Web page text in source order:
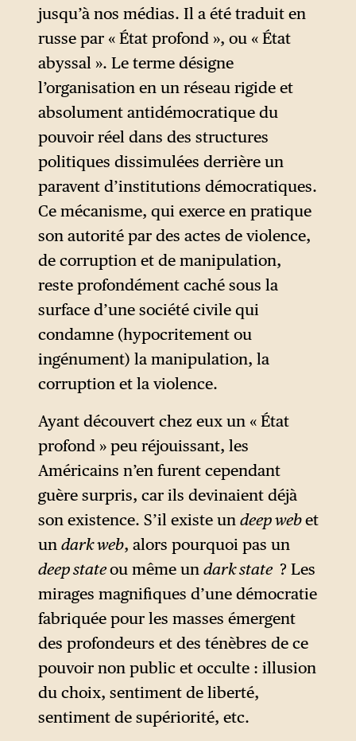
populismes de tout poil,
comme ce fut le cas
dernièrement au Brésil. Quant
au discours de Munich de
Vladimir Poutine, prononcé en
2007, le leader russe s’y
insurgea contre
l’élargissement continu de
l’OTAN aux pays de l’Europe
de l’Est et contre le projet de
Washington d’étendre son
bouclier antimissile à
l’Europe. Bien entendu,
Poutine oubliait de
mentionner que c’est l’Europe
de l’Est qui cherchait
l’adhésion à l’OTAN, par
crainte de son puissant voisin
russe.
jusqu’à nos médias. Il a été traduit en
russe par « État profond », ou « État
abyssal ». Le terme désigne
l’organisation en un réseau rigide et
absolument antidémocratique du
pouvoir réel dans des structures
politiques dissimulées derrière un
paravent d’institutions démocratiques.
Ce mécanisme, qui exerce en pratique
son autorité par des actes de violence,
de corruption et de manipulation,
reste profondément caché sous la
surface d’une société civile qui
condamne (hypocritement ou
ingénument) la manipulation, la
corruption et la violence.
Ayant découvert chez eux un « État
profond » peu réjouissant, les
Américains n’en furent cependant
guère surpris, car ils devinaient déjà
son existence. S’il existe un deep webet
un dark web, alors pourquoi pas un
deep stateou même un dark state ? Les
mirages magnifiques d’une démocratie
fabriquée pour les masses émergent
des profondeurs et des ténèbres de ce
pouvoir non public et occulte : illusion
du choix, sentiment de liberté,
sentiment de supériorité, etc.